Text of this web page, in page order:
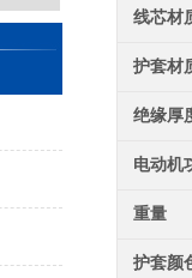
线芯材
护套材
绝缘厚
电动机
重量
护套颜